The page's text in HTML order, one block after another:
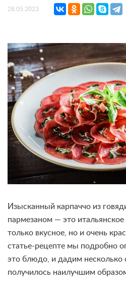
28.05.2023
Изысканный карпаччо из
пармезаном — это
только вкусное, но и очень
статье-рецепте мы подробно
это блюдо, и дадим несколько
получилось наилучшим